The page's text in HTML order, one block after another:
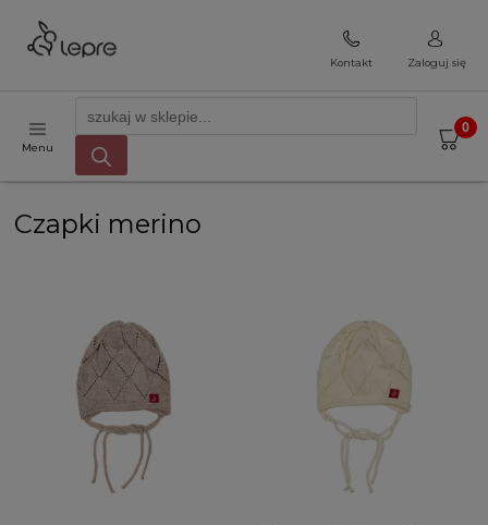
Kontakt Zaloguj się
Menu
Czapki merino